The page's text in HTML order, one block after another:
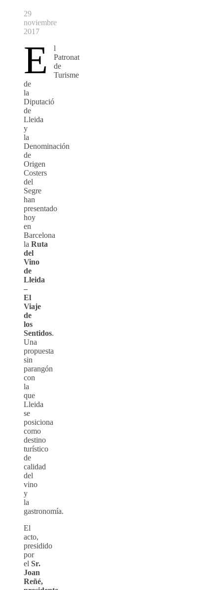
29
noviembre
2017
E
l
Patronat
de
Turisme
de
la
Diputació
de
Lleida
y
la
Denominación
de
Origen
Costers
del
Segre
han
presentado
hoy
en
Barcelona
la Ruta
del
Vino
de
Lleida
–
El
Viaje
de
los
Sentidos.
Una
propuesta
sin
parangón
con
la
que
Lleida
se
posiciona
como
destino
turístico
de
calidad
del
vino
y
la
gastronomía.
El
acto,
presidido
por
el Sr.
Joan
Reñé,